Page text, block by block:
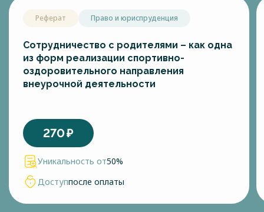
Реферат Право и юриспруденция
Сотрудничество с родителями – как одна
из форм реализации спортивно-
оздоровительного направления
внеурочной деятельности
270₽
Уникальность от50%
Доступпосле оплаты